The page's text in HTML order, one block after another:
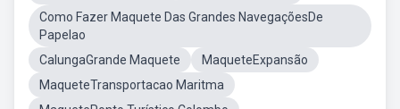
Como Fazer Maquete Das Grandes NavegaçõesDe
Papelao
CalungaGrande Maquete
MaqueteExpansão
MaqueteTransportacao Maritma